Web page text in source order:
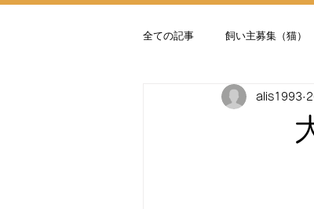
全ての記事 飼い主募集（猫）
掲載依頼のあった子たち(猫)
大
alis1993